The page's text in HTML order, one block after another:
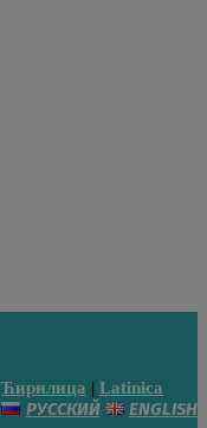
Ћирилица | Latinica
РУССКИЙ ENGLISH